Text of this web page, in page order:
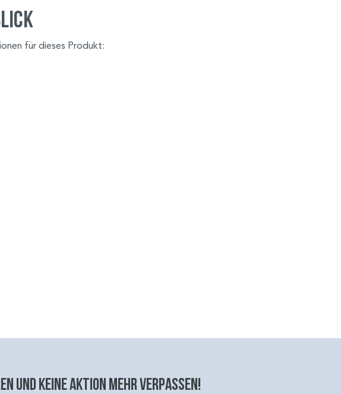
für dieses Produkt:
und keine aktion mehr verpassen!